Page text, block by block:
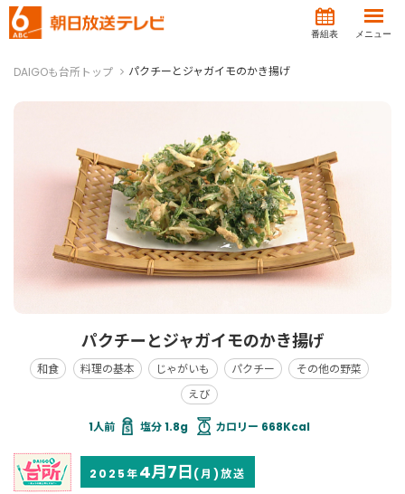
番組表 メニュー
DAIGOも台所トップ パクチーとジャガイモのかき揚げ
パクチーとジャガイモのかき揚げ
和食 料理の基本 じゃがいも パクチー
その他の野菜
えび
塩分 1.8g カロリー 668Kcal
2025年4月7日(月)放送